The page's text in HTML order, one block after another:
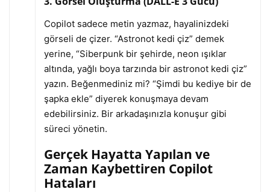
Copilot sadece metin yazmaz, hayalinizdeki
görseli de çizer. “Astronot kedi çiz” demek
yerine, “Siberpunk bir şehirde, neon ışıklar
altında, yağlı boya tarzında bir astronot kedi çiz”
yazın. Beğenmediniz mi? “Şimdi bu kediye bir de
şapka ekle” diyerek konuşmaya devam
edebilirsiniz. Bir arkadaşınızla konuşur gibi
süreci yönetin.
Gerçek Hayatta Yapılan ve
Zaman Kaybettiren Copilot
Hataları